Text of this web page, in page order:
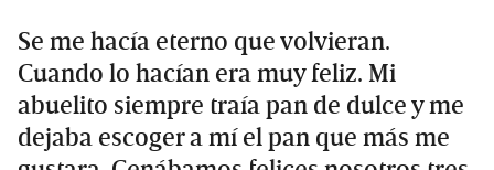
Se me hacía eterno que volvieran.
Cuando lo hacían era muy feliz. Mi
abuelito siempre traía pan de dulce y me
dejaba escoger a mí el pan que más me